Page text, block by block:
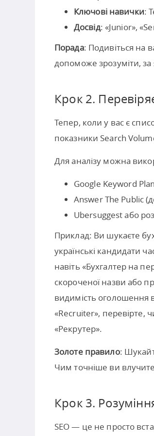
Ключові навички:
Досвід: «Junior»,
Порада: Подивіться на
допоможе зрозуміти,
Крок 2.
Тепер, коли у вас є
показники Search
Для аналізу можна
Google Keyword
Answer The Public
Ubersuggest або
Приклад: Ви шукаєте
українські кандидати
навіть «Бухгалтер на
скороченої назви або
видимість оголошення
«Recruiter», перевірте,
«Рекрутер».
Золоте правило:
Чим точніше ви
Крок 3.
SEO — це не просто